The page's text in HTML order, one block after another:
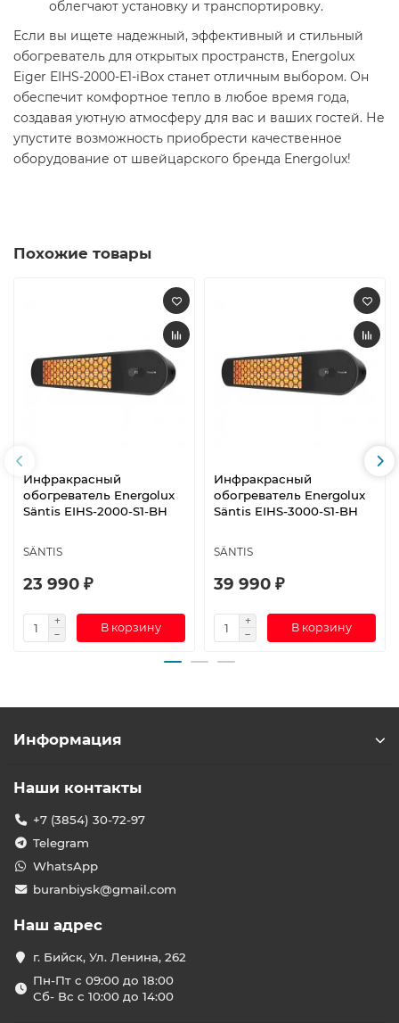
облегчают установку и транспортировку.
Если вы ищете надежный, эффективный и стильный
обогреватель для открытых пространств, Energolux
Eiger EIHS-2000-E1-iBox станет отличным выбором. Он
обеспечит комфортное тепло в любое время года,
создавая уютную атмосферу для вас и ваших гостей. Не
упустите возможность приобрести качественное
оборудование от швейцарского бренда Energolux!
Похожие товары
Инфракрасный
обогреватель Energolux
Säntis EIHS-2000-S1-BH
SÄNTIS
23 990 ₽
В корзину
Инфракрасный
обогреватель Energolux
Säntis EIHS-3000-S1-BH
SÄNTIS
39 990 ₽
В корзину
Информация
Наши контакты
+7 (3854) 30-72-97
Telegram
WhatsApp
buranbiysk@gmail.com
Наш адрес
г. Бийск, Ул. Ленина, 262
Пн-Пт с 09:00 до 18:00
Сб- Вс с 10:00 до 14:00